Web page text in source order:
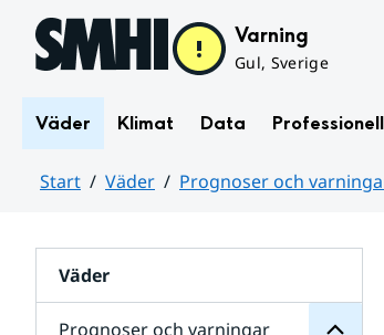
Hoppa till sidans innehåll Varning
Gul, Sverige
Väder Klimat Data
Start Väder Prognoser och
Väder
Prognoser och varningar
för
varningar